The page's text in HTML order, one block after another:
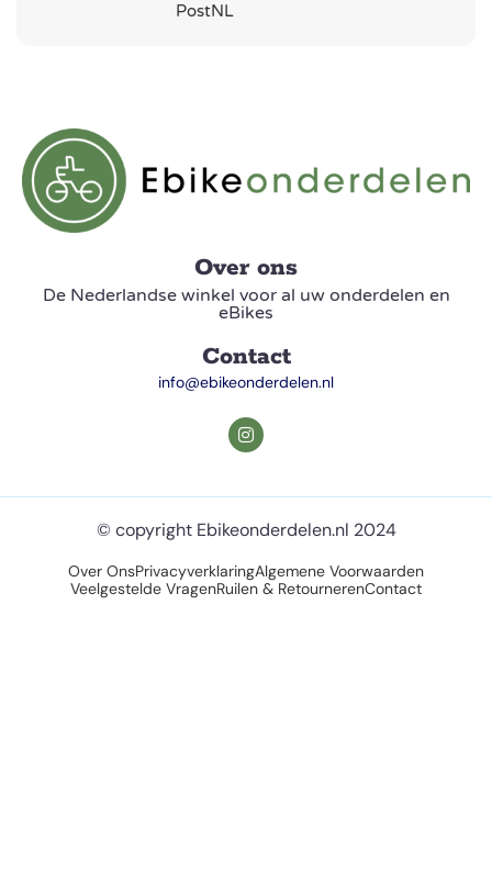
PostNL
Over ons
De Nederlandse winkel voor al uw onderdelen en
eBikes
Contact
info@ebikeonderdelen.nl
© copyright Ebikeonderdelen.nl 2024
Over OnsPrivacyverklaringAlgemene Voorwaarden
Veelgestelde VragenRuilen & RetournerenContact